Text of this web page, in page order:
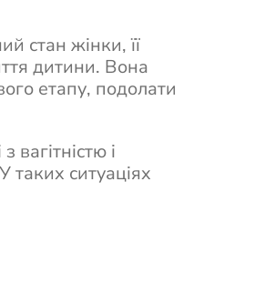
стан жінки, її
дитини. Вона
етапу, подолати
і
ситуаціях